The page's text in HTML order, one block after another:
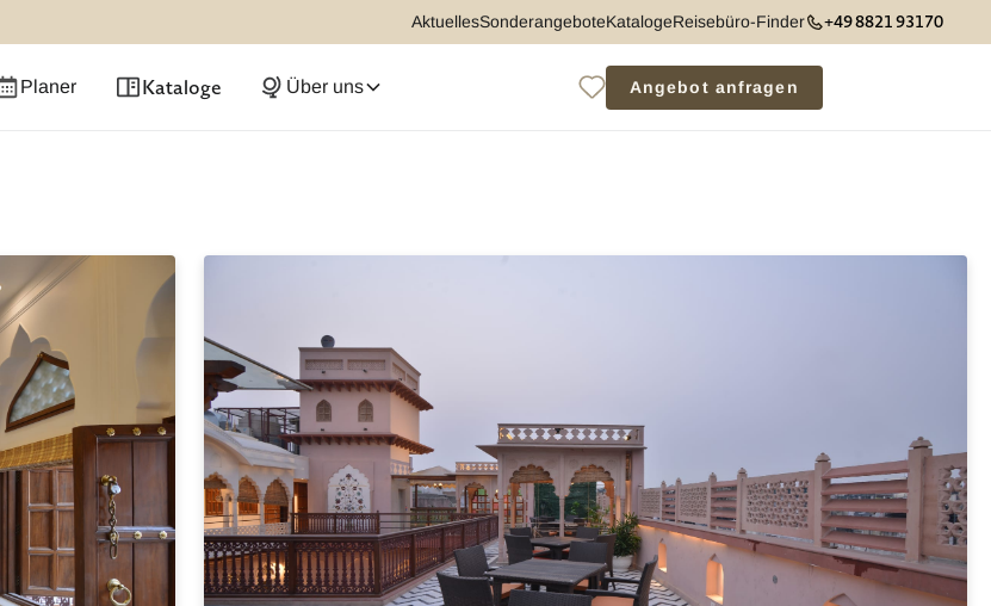
AktuellesSonderangeboteKatalogeReisebüro-Finder +49 8821 93170
Planer Kataloge Über uns Angebot anfragen